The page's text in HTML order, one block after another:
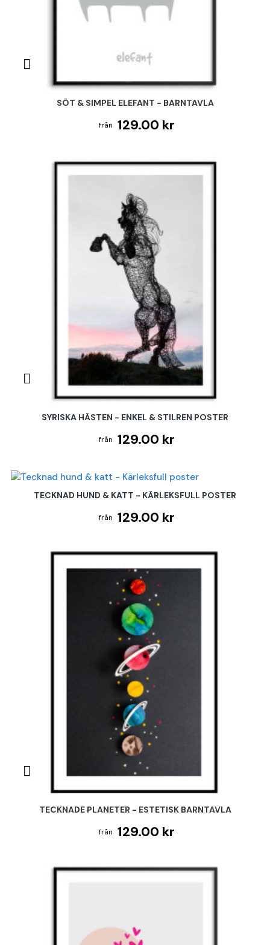
SÖT & SIMPEL ELEFANT - BARNTAVLA
129.00 kr
SYRISKA HÄSTEN - ENKEL & STILREN POSTER
129.00 kr
TECKNAD HUND & KATT - KÄRLEKSFULL POSTER
129.00 kr
TECKNADE PLANETER - ESTETISK BARNTAVLA
129.00 kr